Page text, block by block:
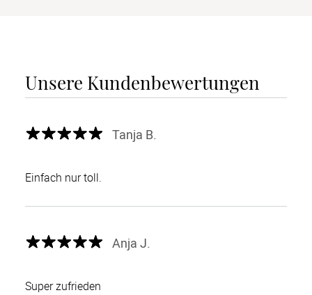
Unsere Kundenbewertungen
Tanja B.
Einfach nur toll.
Anja J.
Super zufrieden